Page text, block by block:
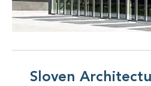
Sloven